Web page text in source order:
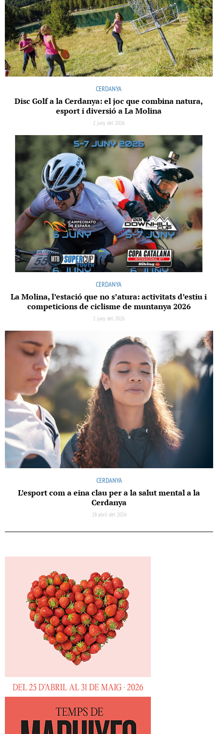
CERDANYA
Disc Golf a la Cerdanya: el joc que combina natura,
esport i diversió a La Molina
2 juny del 2026
CERDANYA
La Molina, l’estació que no s’atura: activitats d’estiu i
competicions de ciclisme de muntanya 2026
2 juny del 2026
CERDANYA
L’esport com a eina clau per a la salut mental a la
Cerdanya
28 abril del 2026